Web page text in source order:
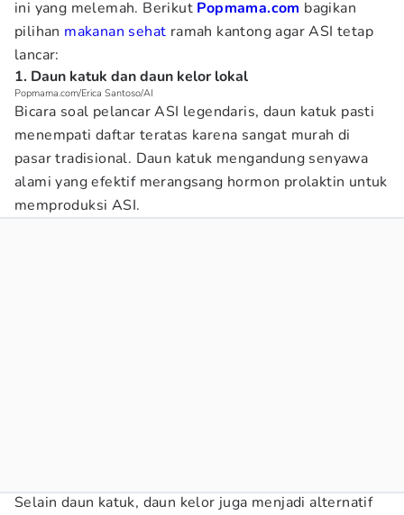
ini yang melemah. Berikut Popmama.com bagikan
pilihan makanan sehat ramah kantong agar ASI tetap
lancar:
1. Daun katuk dan daun kelor lokal
Popmama.com/Erica Santoso/AI
Bicara soal pelancar ASI legendaris, daun katuk pasti
menempati daftar teratas karena sangat murah di
pasar tradisional. Daun katuk mengandung senyawa
alami yang efektif merangsang hormon prolaktin untuk
memproduksi ASI.
Selain daun katuk, daun kelor juga menjadi alternatif